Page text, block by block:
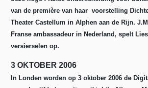
van de première van haar voorstelling
Theater Castellum in Alphen aan de Rijn.
Franse ambassadeur in Nederland, spelt
versierselen op.
3 OKTOBER 2006
In Londen worden op 3 oktober 2006 de